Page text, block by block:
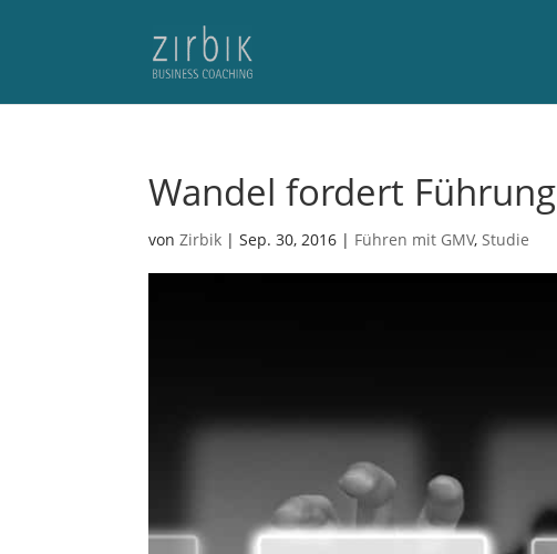
Wandel fordert Führung
vonZirbik |Sep. 30, 2016 | Führen mit GMV,Studie